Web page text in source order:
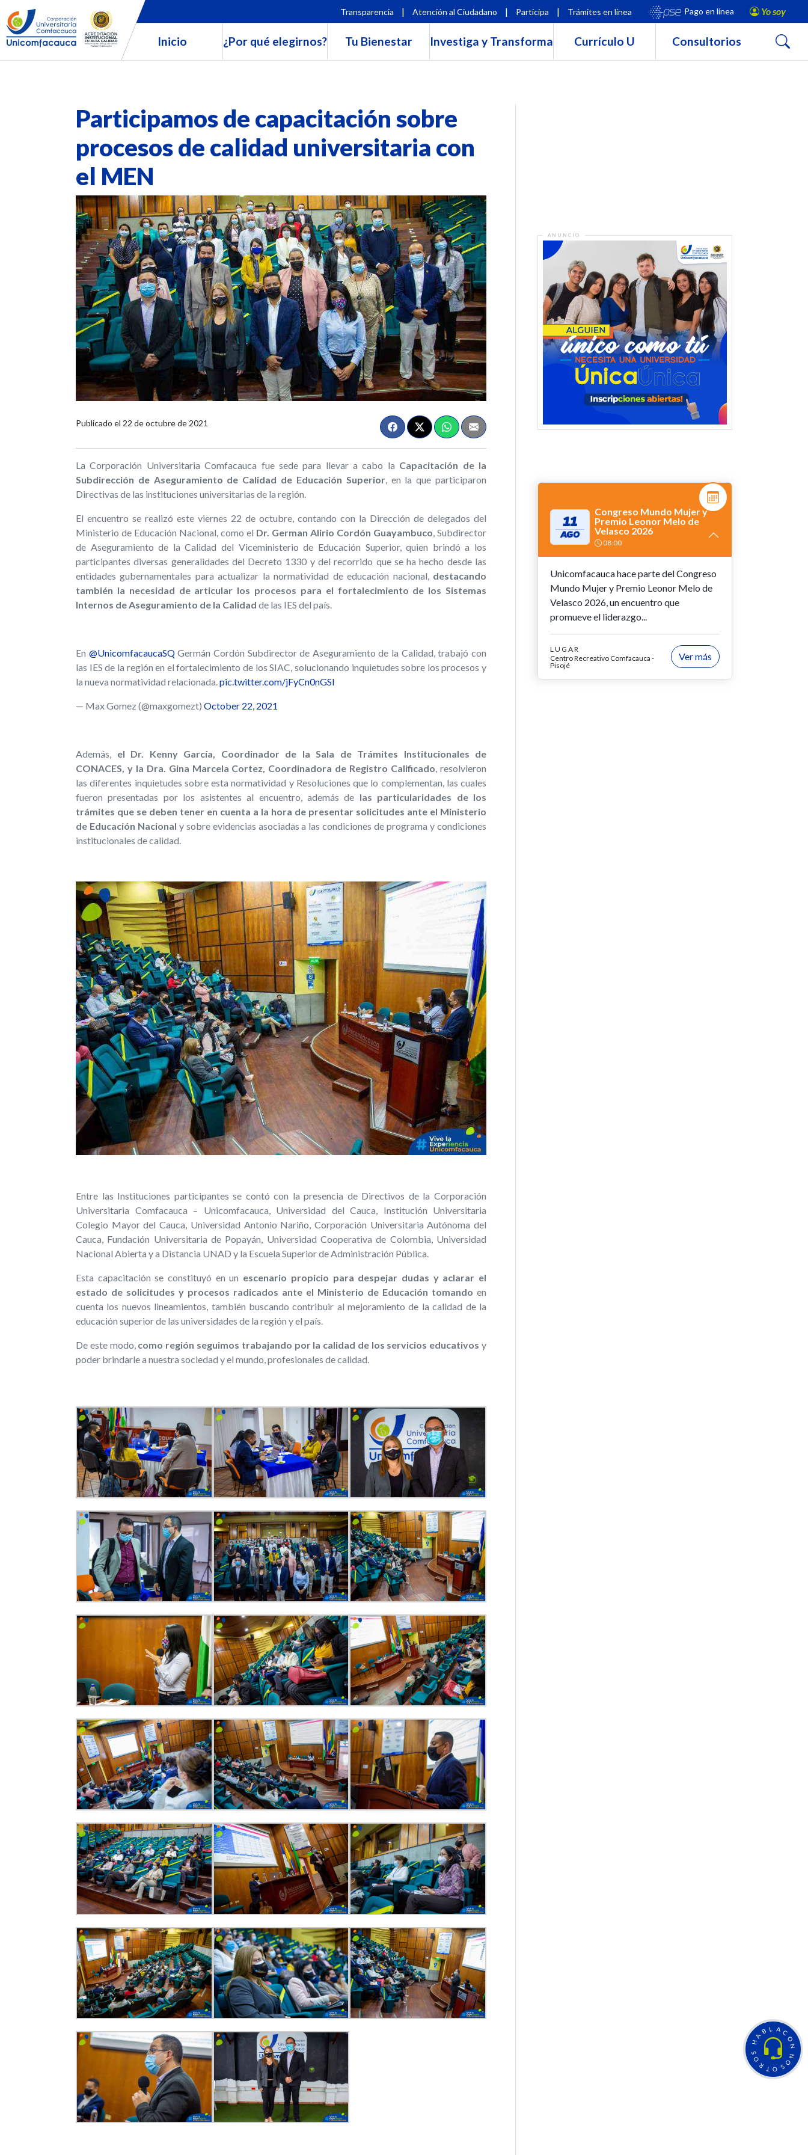
H
A
B L A C
O
N
N
O
S
O
T
R
O
S
Transparencia | Atención al Ciudadano | Participa | Trámites en línea Pago en línea Yo soy
Inicio ¿Por qué elegirnos? Tu Bienestar Investiga y Transforma Currículo U Consultorios Buscar
Participamos de capacitación sobre
procesos de calidad universitaria con
el MEN
Publicado el 22 de octubre de 2021
La Corporación Universitaria Comfacauca fue sede para llevar a cabo la Capacitación de la
Subdirección de Aseguramiento de Calidad de Educación Superior, en la que participaron
Directivas de las instituciones universitarias de la región.
El encuentro se realizó este viernes 22 de octubre, contando con la Dirección de delegados del
Ministerio de Educación Nacional, como el Dr. German Alirio Cordón Guayambuco , Subdirector
de Aseguramiento de la Calidad del Viceministerio de Educación Superior, quien brindó a los
participantes diversas generalidades del Decreto 1330 y del recorrido que se ha hecho desde las
entidades gubernamentales para actualizar la normatividad de educación nacional, destacando
también la necesidad de articular los procesos para el fortalecimiento de los Sistemas
Internos de Aseguramiento de la Calidad de las IES del país.
En @UnicomfacaucaSQGermán Cordón Subdirector de Aseguramiento de la Calidad, trabajó con
las IES de la región en el fortalecimiento de los SIAC, solucionando inquietudes sobre los procesos y
la nueva normatividad relacionada. pic.twitter.com/jFyCn0nGSl
— Max Gomez (@maxgomezt) October 22, 2021
Además, el Dr.
Kenny García, Coordinador de la Sala de Trámites Institucionales de
CONACES, y la Dra. Gina Marcela Cortez, Coordinadora de Registro Calificado , resolvieron
las diferentes inquietudes sobre esta normatividad y Resoluciones que lo complementan, las cuales
fueron presentadas por los asistentes al encuentro, además de las particularidades de los
trámites que se deben tener en cuenta a la hora de presentar solicitudes ante el Ministerio
de Educación Nacional y sobre evidencias asociadas a las condiciones de programa y condiciones
institucionales de calidad.
Entre las Instituciones participantes se contó con la presencia de Directivos de la Corporación
Universitaria Comfacauca – Unicomfacauca, Universidad del Cauca, Institución Universitaria
Colegio Mayor del Cauca, Universidad Antonio Nariño, Corporación Universitaria Autónoma del
Cauca, Fundación Universitaria de Popayán, Universidad Cooperativa de Colombia, Universidad
Nacional Abierta y a Distancia UNAD y la Escuela Superior de Administración Pública.
Esta capacitación se constituyó en un escenario propicio para despejar dudas y aclarar el
estado de solicitudes y procesos radicados ante el Ministerio de Educación tomando en
cuenta los nuevos lineamientos, también buscando contribuir al mejoramiento de la calidad de la
educación superior de las universidades de la región y el país.
De este modo, como región seguimos trabajando por la calidad de los servicios educativosy
poder brindarle a nuestra sociedad y el mundo, profesionales de calidad.
11
AGO
Congreso Mundo Mujer y
Premio Leonor Melo de
Velasco 2026
08:00
Unicomfacauca hace parte del Congreso
Mundo Mujer y Premio Leonor Melo de
Velasco 2026, un encuentro que
promueve el liderazgo...
LUGAR
Centro Recreativo Comfacauca -
Pisojé
Ver más